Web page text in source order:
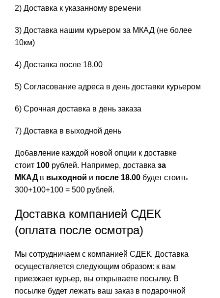
2) Доставка к указанному времени
3) Доставка нашим курьером за МКАД (не более
10км)
4) Доставка после 18.00
5) Согласование адреса в день доставки курьером
6) Срочная доставка в день заказа
7) Доставка в выходной день
Добавление каждой новой опции к доставке
стоит 100 рублей. Например, доставка за
МКАДв выходной и после 18.00 будет стоить
300+100+100 = 500 рублей.
Доставка компанией СДЕК
(оплата после осмотра)
Мы сотрудничаем с компанией СДЕК. Доставка
осуществляется следующим образом: к вам
приезжает курьер, вы открываете посылку. В
посылке будет лежать ваш заказ в подарочной